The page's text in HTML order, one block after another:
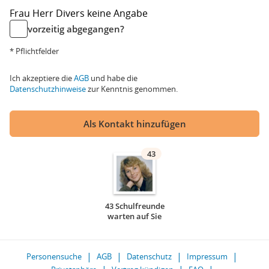
Frau Herr Divers keine Angabe
vorzeitig abgegangen?
* Pflichtfelder
Ich akzeptiere dieAGB und habe die
Datenschutzhinweisezur Kenntnis genommen.
Als Kontakt hinzufügen
43
43 Schulfreunde
warten auf Sie
Personensuche AGB Datenschutz
Impressum